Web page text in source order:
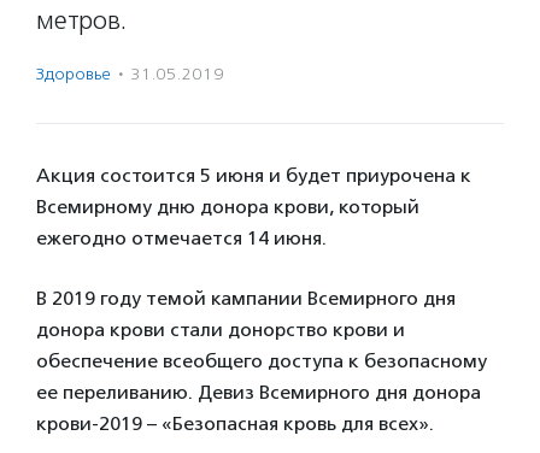
метров.
Здоровье · 31.05.2019
Акция состоится 5 июня и будет приурочена к
Всемирному дню донора крови, который
ежегодно отмечается 14 июня.
В 2019 году темой кампании Всемирного дня
донора крови стали донорство крови и
обеспечение всеобщего доступа к безопасному
ее переливанию. Девиз Всемирного дня донора
крови-2019 – «Безопасная кровь для всех».